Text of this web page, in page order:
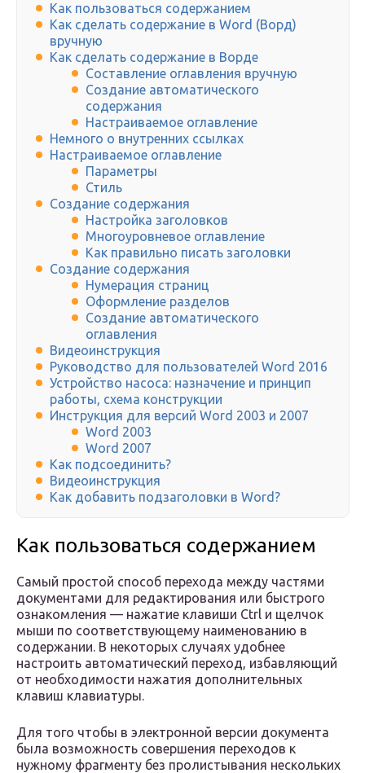
Как пользоваться содержанием
Как сделать содержание в Word (Ворд)
вручную
Как сделать содержание в Ворде
Составление оглавления вручную
Создание автоматического
содержания
Настраиваемое оглавление
Немного о внутренних ссылках
Настраиваемое оглавление
Параметры
Стиль
Создание содержания
Настройка заголовков
Многоуровневое оглавление
Как правильно писать заголовки
Создание содержания
Нумерация страниц
Оформление разделов
Создание автоматического
оглавления
Видеоинструкция
Руководство для пользователей Word 2016
Устройство насоса: назначение и принцип
работы, схема конструкции
Инструкция для версий Word 2003 и 2007
Word 2003
Word 2007
Как подсоединить?
Видеоинструкция
Как добавить подзаголовки в Word?
Как пользоваться содержанием
Самый простой способ перехода между частями
документами для редактирования или быстрого
ознакомления — нажатие клавиши Ctrl и щелчок
мыши по соответствующему наименованию в
содержании. В некоторых случаях удобнее
настроить автоматический переход, избавляющий
от необходимости нажатия дополнительных
клавиш клавиатуры.
Для того чтобы в электронной версии документа
была возможность совершения переходов к
нужному фрагменту без пролистывания нескольких